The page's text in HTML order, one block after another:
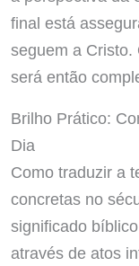
final está
seguem a Cristo.
será então
Brilho Prático:
Dia
Como traduzir a
concretas no
significado
através de atos